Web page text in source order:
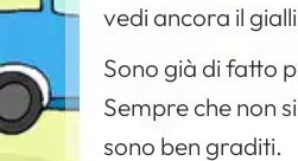
vedi ancora il
Sono già di fatto
Sempre che non
sono ben graditi.